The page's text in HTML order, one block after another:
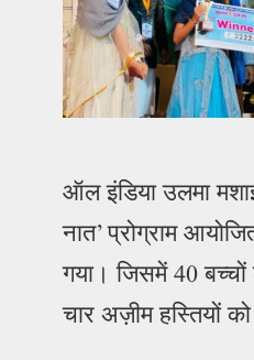
ऑल इंडिया उलमा
नात’ प्रोग्राम
गया। जिसमें 40
चार अज़ीम हस्तियों